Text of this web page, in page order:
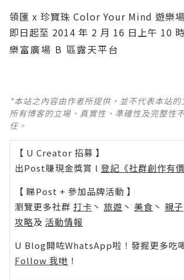
領匯 x 珍寶珠 Color Your Mind 遊樂場
即日起至 2014 年 2 月 16 日上午 10
樂富廣場 B 區露天平台
*本站之內容由作者所提供，並不代表本站
所有博客的立場、真實性、準確性及完整性
任。
【 U Creator 招募 】
出Post賺現金獎賞 l 登記《社群創作有價
【 睇Post + 參加品牌活動 】
瀏覽更多社群 打卡 丶 旅遊 丶 美食 丶 親子
攻略及 活動情報
U Blog開咗WhatsApp啦！發掘更多吃
Follow 我哋 ！